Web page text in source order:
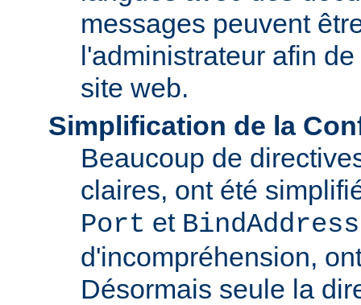
messages peuvent
l'administrateur afin
site web.
Simplification de la
Beaucoup de
claires, ont été
Port et BindAddress
d'incompréhension,
Désormais seule la